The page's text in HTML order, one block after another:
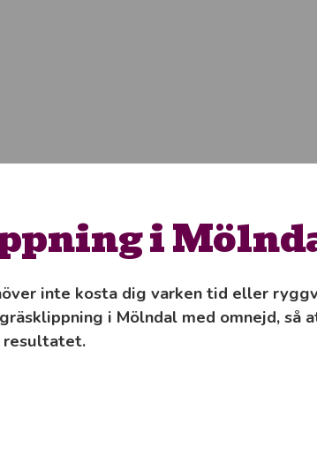
i
inte kosta dig varken tid eller
i Mölndal med omnejd, så
resultatet.